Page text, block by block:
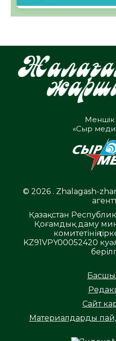
Меншік
«Сыр
© 2026 . Zhalagash-
Қазақстан
Қоғамдық даму
комитетінің
KZ91VPY00052420
Сайт
Материалдарды